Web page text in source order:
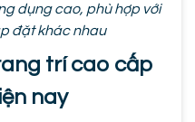
dụng cao, phù hợp với
đặt khác nhau
trí cao cấp
nay